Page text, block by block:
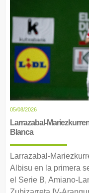
05/08/2026
Larrazabal-
Blanca
Larrazabal-
Albisu en la primera
el Serie B, Amiano-